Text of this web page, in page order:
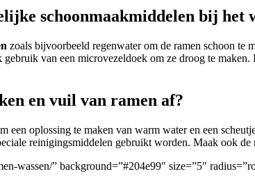
schoonmaakmiddelen bij het
zoals bijvoorbeeld regenwater om de ramen schoon te
gebruik van een microvezeldoek om ze droog te
en vuil van ramen af?
oplossing te maken van warm water en een
reinigingsmiddelen gebruikt worden. Maak ook
wassen/” background=”#204e99″ size=”5″